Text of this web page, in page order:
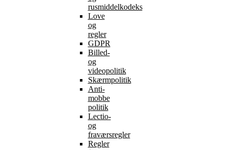
rusmiddelkodeks
Love
og
regler
GDPR
Billed-
og
videopolitik
Skærmpolitik
Anti-
mobbe
politik
Lectio-
og
fraværsregler
Regler